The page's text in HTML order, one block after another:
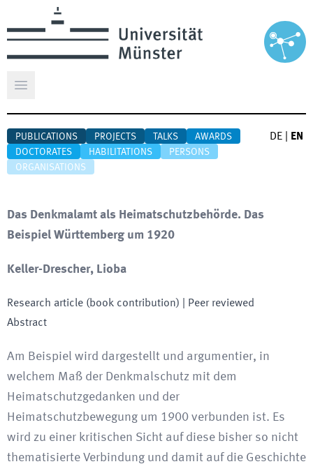
Open main menu
PUBLICATIONS PROJECTS TALKS
AWARDS
DOCTORATES
HABILITATIONS
PERSONS
ORGANISATIONS
DE EN
Das Denkmalamt als Heimatschutzbehörde. Das
Beispiel Württemberg um 1920
Keller-Drescher, Lioba
Research article (book contribution) | Peer reviewed
Abstract
Am Beispiel wird dargestellt und argumentier, in
welchem Maß der Denkmalschutz mit dem
Heimatschutzgedanken und der
Heimatschutzbewegung um 1900 verbunden ist. Es
wird zu einer kritischen Sicht auf diese bisher so nicht
thematisierte Verbindung und damit auf die Geschichte